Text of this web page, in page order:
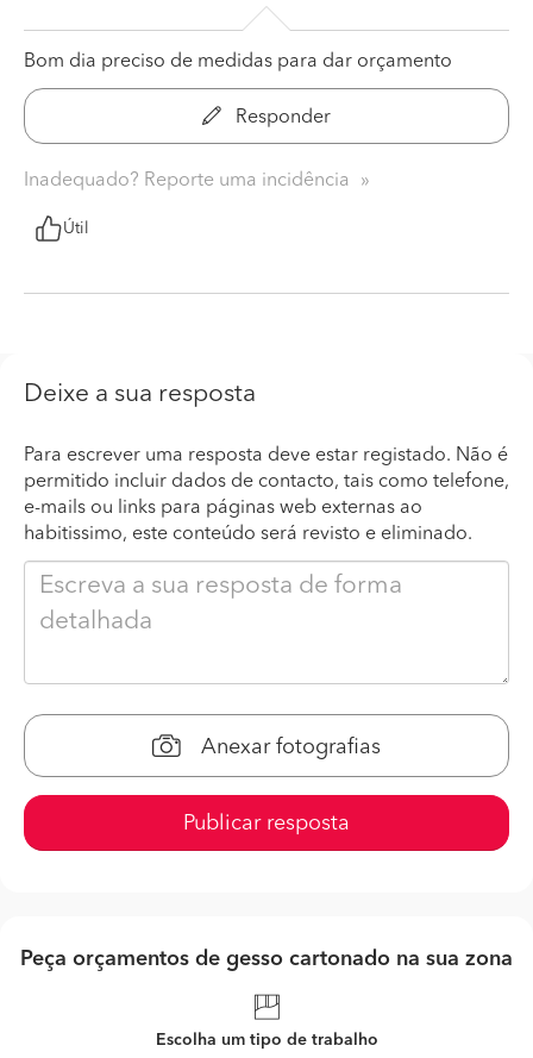
Bom dia preciso de medidas para dar orçamento
Responder
Inadequado? Reporte uma incidência
Útil
Deixe a sua resposta
Para escrever uma resposta deve estar registado. Não é
permitido incluir dados de contacto, tais como telefone,
e-mails ou links para páginas web externas ao
habitissimo, este conteúdo será revisto e eliminado.
Anexar fotografias
Publicar resposta
Peça orçamentos de gesso cartonado na sua zona
Escolha um tipo de trabalho